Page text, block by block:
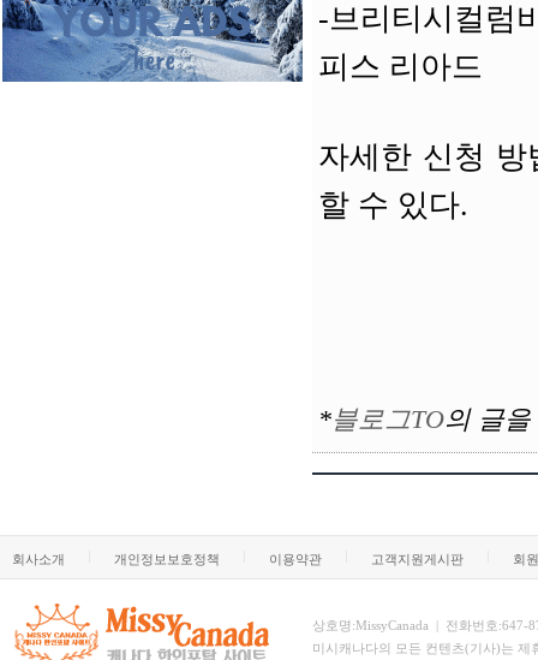
-브리티시컬럼
피스 리아드
자세한 신청
할 수 있다.
*블로그TO의 글
회사소개 개인정보보호정책 이용약관 고객지원게시판 회
상호명:MissyCanada | 전화번호:647-
미시캐나다의 모든 컨텐츠(기사)는